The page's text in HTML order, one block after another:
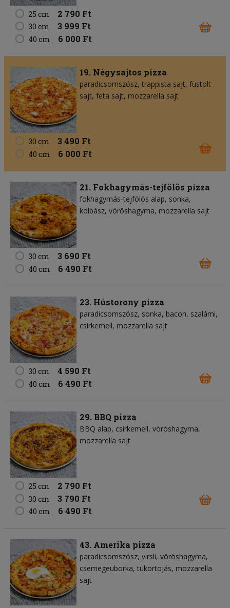
25 cm 2 790 Ft
30 cm 3 999 Ft
40 cm 6 000 Ft
19. Négysajtos pizza
paradicsomszósz trappista sajt füstölt
sajt feta sajt mozzarella sajt
30 cm 3 490 Ft
40 cm 6 000 Ft
21. Fokhagymás-tejfölös pizza
fokhagymás-tejfölös alap sonka
kolbász vöröshagyma mozzarella sajt
30 cm 3 690 Ft
40 cm 6 490 Ft
23. Hústorony pizza
paradicsomszósz sonka bacon szalámi
csirkemell mozzarella sajt
30 cm 4 590 Ft
40 cm 6 490 Ft
29. BBQ pizza
BBQ alap csirkemell vöröshagyma
mozzarella sajt
25 cm 2 790 Ft
30 cm 3 790 Ft
40 cm 6 490 Ft
43. Amerika pizza
paradicsomszósz virsli vöröshagyma
csemegeuborka tükörtojás mozzarella
sajt